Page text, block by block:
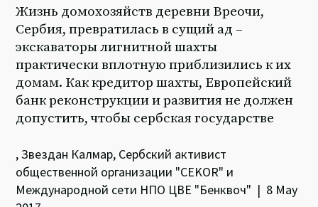
Жизнь домохозяйств деревни Вреочи,
Сербия, превратилась в сущий ад –
экскаваторы лигнитной шахты
практически вплотную приблизились к их
домам. Как кредитор шахты, Европейский
банк реконструкции и развития не должен
допустить, чтобы сербская государстве
, Звездан Калмар, Сербский активист
общественной организации "CEKOR" и
Международной сети НПО ЦВЕ "Бенквоч" | 8 May